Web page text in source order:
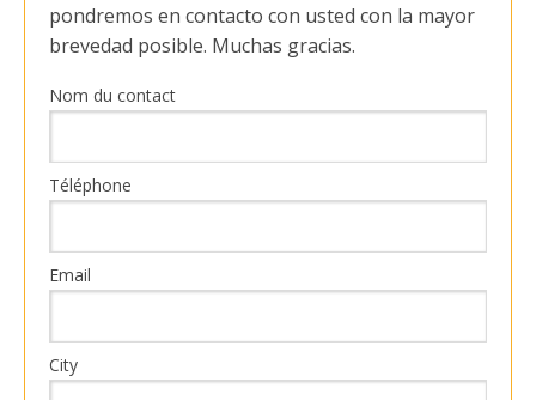
pondremos en contacto con usted con la mayor
brevedad posible. Muchas gracias.
Nom du contact
Téléphone
Email
City